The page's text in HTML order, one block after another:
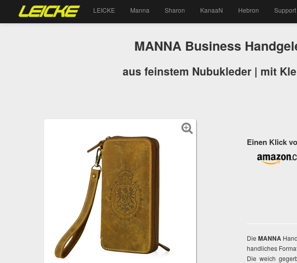
LEICKE Manna Sharon KanaaN Hebron Support
MANNA Business
aus feinstem Nubukleder | mit
Einen Klick
DieMANNA
handliches
Die weich